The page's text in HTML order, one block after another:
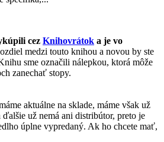
cez Knihovrátok a je vo
medzi touto knihou a novou by ste
sme označili nálepkou, ktorá môže
zanechať stopy.
aktuálne na sklade, máme však už
ďalšie už nemá ani distribútor, preto je
úplne vypredaný. Ak ho chcete mať,